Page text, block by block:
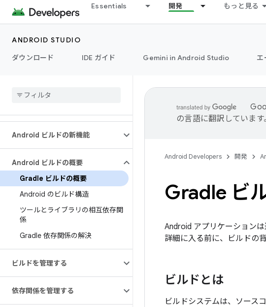
Essentials 開発 もっと見る
ANDROID STUDIO
ダウンロード
IDE ガイド Gemini in Android Studio エ
Android ビルドの新機能
Android ビルドの概要
Gradle ビルドの概要
Android のビルド構造
ツールとライブラリの相互依存関
係
Gradle 依存関係の解決
ビルドを管理する
依存関係を管理する
の言語に翻訳していま
Android Developers 開発
Gradle ビ
Android アプリケーションは
詳細に入る前に、ビルドの
ビルドとは
ビルドシステムは、ソース